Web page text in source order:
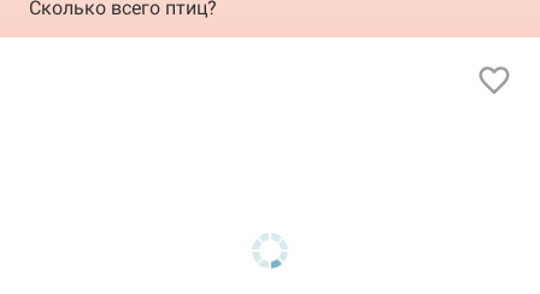
Сколько всего птиц?